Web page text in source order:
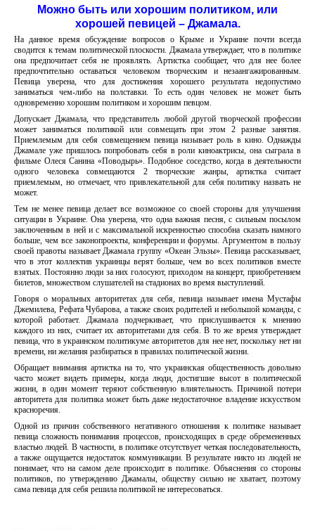
Можно быть или хорошим политиком, или
хорошей певицей – Джамала.
На данное время обсуждение вопросов о Крыме и Украине почти всегда
сводится к темам политической плоскости. Джамала утверждает, что в политике
она предпочитает себя не проявлять. Артистка сообщает, что для нее более
предпочтительно оставаться человеком творческим и незаангажированным.
Певица уверена, что для достижения хорошего результата недопустимо
заниматься чем-либо на полставки. То есть один человек не может быть
одновременно хорошим политиком и хорошим певцом.
Допускает Джамала, что представитель любой другой творческой профессии
может заниматься политикой или совмещать при этом 2 разные занятия.
Приемлемым для себя совмещением певица называет роль в кино. Однажды
Джамале уже пришлось попробовать себя в роли киноактрисы, она сыграла в
фильме Олеся Санина «Поводырь». Подобное соседство, когда в деятельности
одного человека совмещаются 2 творческие жанры, артистка считает
приемлемым, но отмечает, что привлекательной для себя политику назвать не
может.
Тем не менее певица делает все возможное со своей стороны для улучшения
ситуации в Украине. Она уверена, что одна важная песня, с сильным посылом
заключенным в ней и с максимальной искренностью способна сказать намного
больше, чем все законопроекты, конференции и форумы. Аргументом в пользу
своей правоты называет Джамала группу «Океан Эльзы». Певица рассказывает,
что в этот коллектив украинцы верят больше, чем во всех политиков вместе
взятых. Постоянно люди за них голосуют, приходом на концерт, приобретением
билетов, множеством слушателей на стадионах во время выступлений.
Говоря о моральных авторитетах для себя, певица называет имена Мустафы
Джемилева, Рефата Чубарова, а также своих родителей и небольшой команды, с
которой работает. Джамала подчеркивает, что прислушивается к мнению
каждого из них, считает их авторитетами для себя. В то же время утверждает
певица, что в украинском политикуме авторитетов для нее нет, поскольку нет ни
времени, ни желания разбираться в правилах политической жизни.
Обращает внимания артистка на то, что украинская общественность довольно
часто может видеть примеры, когда люди, достигшие высот в политической
жизни, в один момент теряют собственную влиятельность. Причиной потери
авторитета для политика может быть даже недостаточное владение искусством
красноречия.
Одной из причин собственного негативного отношения к политике называет
певица сложность понимания процессов, происходящих в среде обремененных
властью людей. В частности, в политике отсутствует четкая последовательность,
а также ощущается недостаток коммуникации. В результате никто из людей не
понимает, что на самом деле происходит в политике. Объяснения со стороны
политиков, по утверждению Джамалы, обществу сильно не хватает, поэтому
сама певица для себя решила политикой не интересоваться.